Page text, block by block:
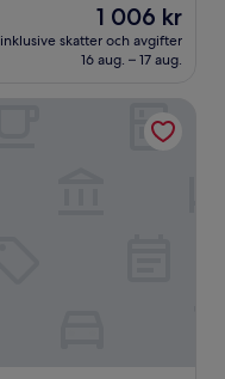
Priset
är
1 006 kr
1 006 kr
inklusive skatter och avgifter
16 aug. – 17 aug.